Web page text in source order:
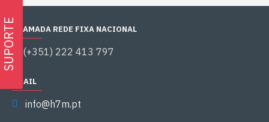
SUPORTECHAMADA REDE FIXA NACIONAL
(+351) 222 413 797
EMAIL
info@h7m.pt